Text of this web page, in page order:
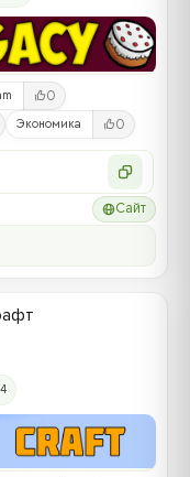
0
Экономика 0
Сайт